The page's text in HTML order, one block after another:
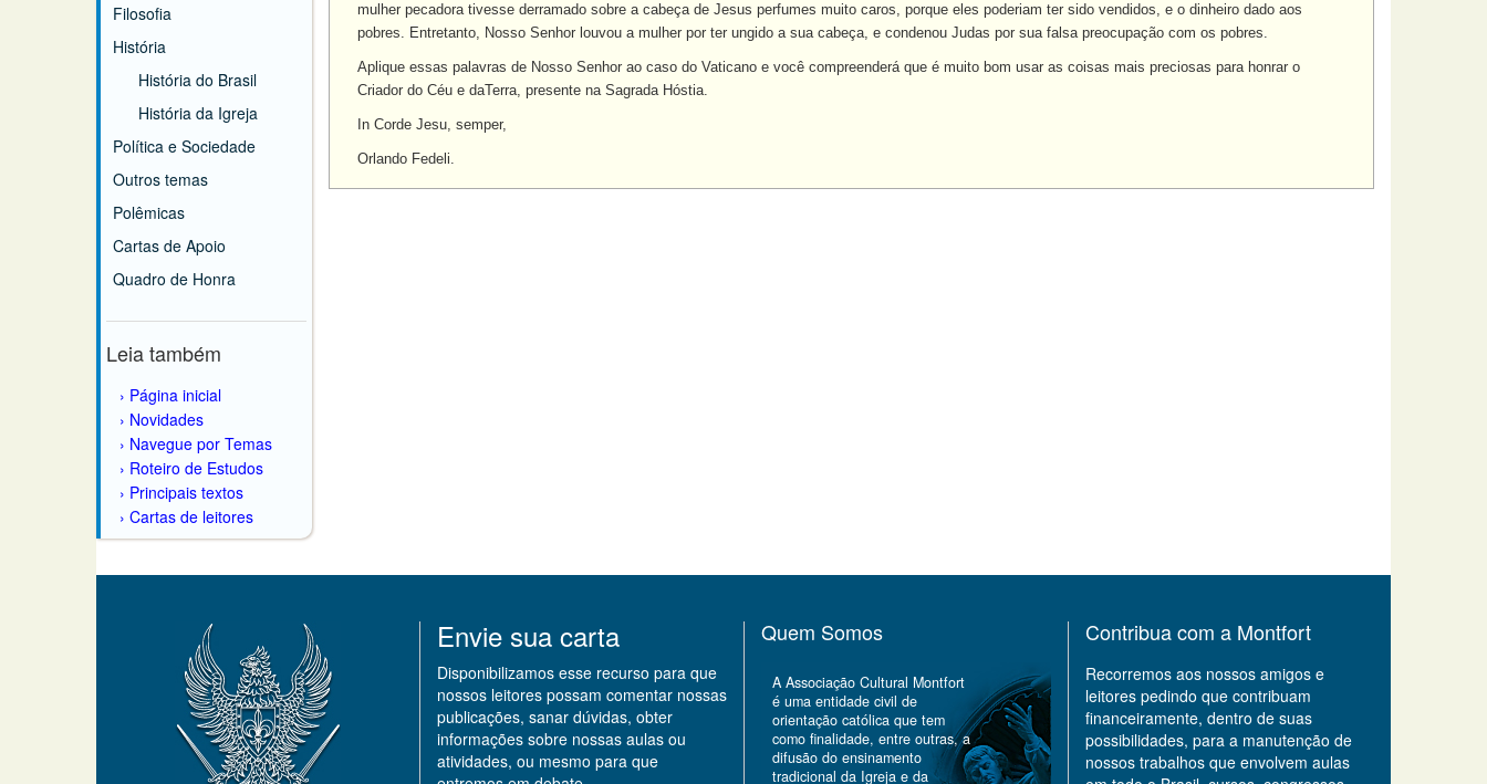
Filosofia
História
História do Brasil
História da Igreja
Política e Sociedade
Outros temas
Polêmicas
Cartas de Apoio
Quadro de Honra
Leia também
Página inicial
Novidades
Navegue por Temas
Roteiro de Estudos
Principais textos
Cartas de leitores
mulher pecadora tivesse derramado sobre a cabeça de Jesus perfumes muito caros, porque eles poderiam ter sido vendidos, e o dinheiro dado aos
pobres. Entretanto, Nosso Senhor louvou a mulher por ter ungido a sua cabeça, e condenou Judas por sua falsa preocupação com os pobres.
Aplique essas palavras de Nosso Senhor ao caso do Vaticano e você compreenderá que é muito bom usar as coisas mais preciosas para honrar o
Criador do Céu e daTerra, presente na Sagrada Hóstia.
In Corde Jesu, semper,
Orlando Fedeli.
Envie sua carta
Disponibilizamos esse recurso para que
nossos leitores possam comentar nossas
publicações, sanar dúvidas, obter
informações sobre nossas aulas ou
atividades, ou mesmo para que
Quem Somos
A Associação Cultural Montfort
é uma entidade civil de
orientação católica que tem
como finalidade, entre outras, a
difusão do ensinamento
tradicional da Igreja e da
Contribua com a Montfort
Recorremos aos nossos amigos e
leitores pedindo que contribuam
financeiramente, dentro de suas
possibilidades, para a manutenção de
nossos trabalhos que envolvem aulas